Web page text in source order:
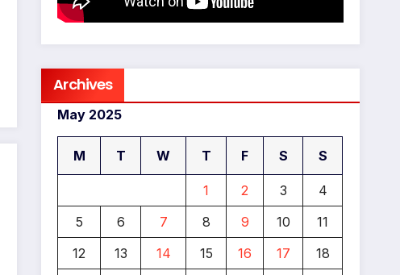
Archives
May 2025
M T W T F S S
1 2 3
4
5
6 7 8 9 10
11
12
13 14 15 16 17
18